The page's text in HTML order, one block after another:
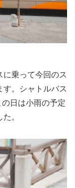
に乗って今回のス
す。シャトルバス
日は小雨の予定
。